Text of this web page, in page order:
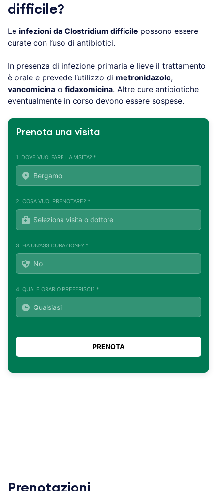
difficile?
Le infezioni da Clostridium difficile possono essere
curate con l’uso di antibiotici.
In presenza di infezione primaria e lieve il trattamento
è orale e prevede l’utilizzo di metronidazolo,
vancomicina o fidaxomicina. Altre cure antibiotiche
eventualmente in corso devono essere sospese.
Prenota una visita
1. DOVE VUOI FARE LA VISITA? *
2. COSA VUOI PRENOTARE? *
3. HA UN'ASSICURAZIONE? *
4. QUALE ORARIO PREFERISCI? *
Prenotazioni